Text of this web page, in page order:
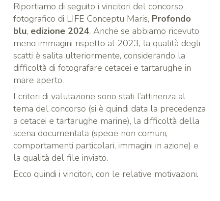
Riportiamo di seguito i vincitori del concorso
fotografico di LIFE Conceptu Maris, Profondo
blu, edizione 2024. Anche se abbiamo ricevuto
meno immagini rispetto al 2023, la qualità degli
scatti è salita ulteriormente, considerando la
difficoltà di fotografare cetacei e tartarughe in
mare aperto.
I criteri di valutazione sono stati l’attinenza al
tema del concorso (si è quindi data la precedenza
a cetacei e tartarughe marine), la difficoltà della
scena documentata (specie non comuni,
comportamenti particolari, immagini in azione) e
la qualità del file inviato.
Ecco quindi i vincitori, con le relative motivazioni.